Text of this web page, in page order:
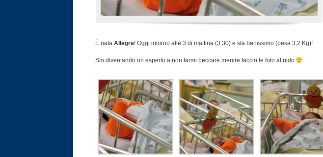
È nata Allegra! Oggi intorno alle 3 di mattina (3:30) e sta benissimo (pesa 3,2 Kg)!
Sto diventando un esperto a non farmi beccare mentre faccio le foto al nido